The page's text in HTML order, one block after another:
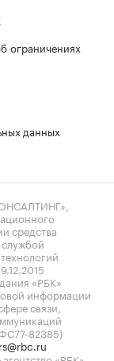
ограничениях
данных
средства
«РБК»
информации
связи,
82385)